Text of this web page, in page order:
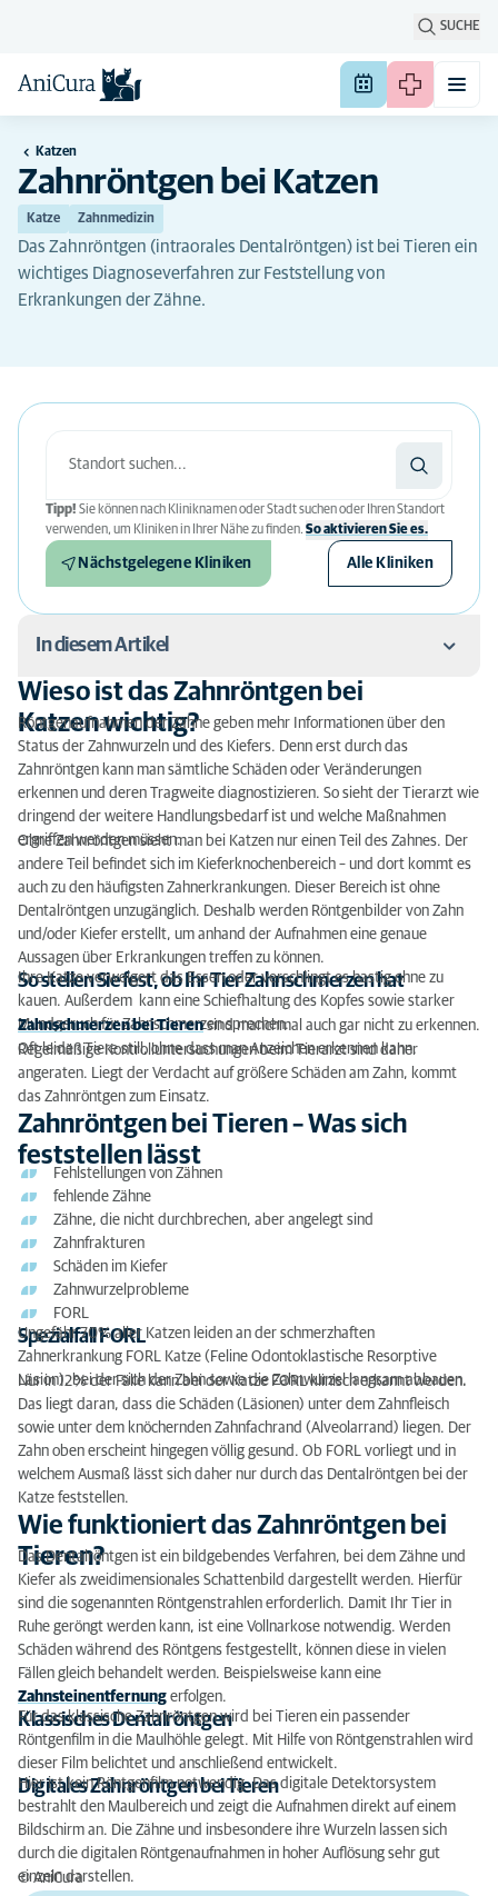
SUCHE
Katzen
Zahnröntgen bei Katzen
Katze Zahnmedizin
Das Zahnröntgen (intraorales Dentalröntgen) ist bei Tieren ein
wichtiges Diagnoseverfahren zur Feststellung von
Erkrankungen der Zähne.
Tipp! Sie können nach Kliniknamen oder Stadt suchen oder Ihren Standort
verwenden, um Kliniken in Ihrer Nähe zu finden. So aktivieren Sie es.
Nächstgelegene Kliniken Alle Kliniken
In diesem Artikel
Wieso ist das Zahnröntgen bei Katzen wichtig?
Zahnröntgen bei Tieren – Was sich feststellen lässt
Wie funktioniert das Zahnröntgen bei Tieren?
Wieso ist das Zahnröntgen bei
Katzen wichtig?
Röntgenaufnahmen der Zähne geben mehr Informationen über den
Status der Zahnwurzeln und des Kiefers. Denn erst durch das
Zahnröntgen kann man sämtliche Schäden oder Veränderungen
erkennen und deren Tragweite diagnostizieren. So sieht der Tierarzt wie
dringend der weitere Handlungsbedarf ist und welche Maßnahmen
ergriffen werden müssen.
Ohne Zahnröntgen sieht man bei Katzen nur einen Teil des Zahnes. Der
andere Teil befindet sich im Kieferknochenbereich – und dort kommt es
auch zu den häufigsten Zahnerkrankungen. Dieser Bereich ist ohne
Dentalröntgen unzugänglich. Deshalb werden Röntgenbilder von Zahn
und/oder Kiefer erstellt, um anhand der Aufnahmen eine genaue
Aussagen über Erkrankungen treffen zu können.
So stellen Sie fest, ob Ihr Tier Zahnschmerzen hat
Ihre Katze verweigert das Essen oder verschlingt es hastig ohne zu
kauen. Außerdem kann eine Schiefhaltung des Kopfes sowie starker
Mundgeruch für Zahnschmerzen sprechen.
Zahnschmerzen bei Tierensind manchmal auch gar nicht zu erkennen.
Oft leiden Tiere still, ohne dass man Anzeichen erkennen kann.
Regelmäßige Kontrolluntersuchungen beim Tierarzt sind daher
angeraten. Liegt der Verdacht auf größere Schäden am Zahn, kommt
das Zahnröntgen zum Einsatz.
Zahnröntgen bei Tieren – Was sich
feststellen lässt
Fehlstellungen von Zähnen
fehlende Zähne
Zähne, die nicht durchbrechen, aber angelegt sind
Zahnfrakturen
Schäden im Kiefer
Zahnwurzelprobleme
FORL
Spezialfall FORL
Ungefähr 70% aller Katzen leiden an der schmerzhaften
Zahnerkrankung FORL Katze (Feline Odontoklastische Resorptive
Läsion), bei der sich der Zahn sowie die Zahnwurzel langsam abbauen.
Nur in 12 % der Fälle kann bei der Katze FORL klinisch erkannt werden.
Das liegt daran, dass die Schäden (Läsionen) unter dem Zahnfleisch
sowie unter dem knöchernden Zahnfachrand (Alveolarrand) liegen. Der
Zahn oben erscheint hingegen völlig gesund. Ob FORL vorliegt und in
welchem Ausmaß lässt sich daher nur durch das Dentalröntgen bei der
Katze feststellen.
Wie funktioniert das Zahnröntgen bei
Tieren?
Das Dentalröntgen ist ein bildgebendes Verfahren, bei dem Zähne und
Kiefer als zweidimensionales Schattenbild dargestellt werden. Hierfür
sind die sogenannten Röntgenstrahlen erforderlich. Damit Ihr Tier in
Ruhe geröngt werden kann, ist eine Vollnarkose notwendig. Werden
Schäden während des Röntgens festgestellt, können diese in vielen
Fällen gleich behandelt werden. Beispielsweise kann eine
Zahnsteinentfernung erfolgen.
Klassisches Dentalröntgen
Für das klassische Zahnröntgen wird bei Tieren ein passender
Röntgenfilm in die Maulhöhle gelegt. Mit Hilfe von Röntgenstrahlen wird
dieser Film belichtet und anschließend entwickelt.
Digitales Zahnröntgen bei Tieren
Hier ist kein Röntgenfilm notwendig. Das digitale Detektorsystem
bestrahlt den Maulbereich und zeigt die Aufnahmen direkt auf einem
Bildschirm an. Die Zähne und insbesondere ihre Wurzeln lassen sich
durch die digitalen Rönt­gen­auf­nahm­en in hoher Auflösung sehr gut
einzeln darstellen.
© AniCura